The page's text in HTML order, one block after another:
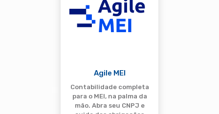
Agile MEI
Contabilidade completa
para o MEI, na palma da
mão. Abra seu CNPJ e